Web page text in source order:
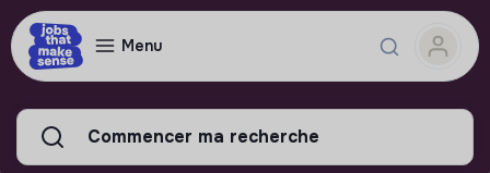
Menu
Commencer ma recherche